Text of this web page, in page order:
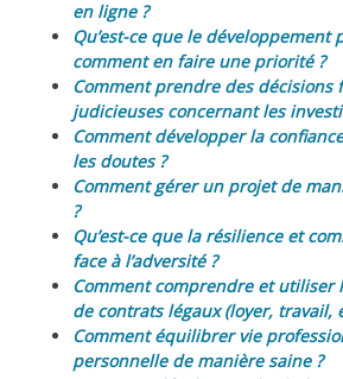
en ligne ?
Qu’est-ce que le développement
comment en faire une priorité ?
Comment prendre des décisions
judicieuses concernant les
Comment développer la
les doutes ?
Comment gérer un projet de
?
Qu’est-ce que la résilience et
face à l’adversité ?
Comment comprendre et utiliser
de contrats légaux (loyer, travail,
Comment équilibrer vie
personnelle de manière saine ?